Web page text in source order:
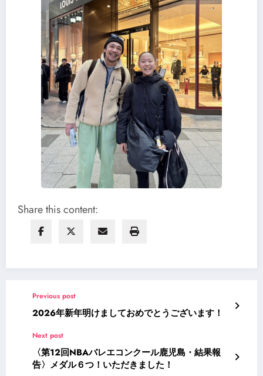
Share this content:
Previous post
2026年新年明けましておめでとうございます！
Next post
〈第12回NBAバレエコンクール鹿児島・結果報
告〉メダル６つ！いただきました！